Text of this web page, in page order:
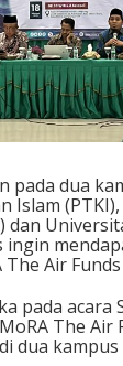
pada dua
Islam
dan
ingin
Air
pada acara
The Air
dua